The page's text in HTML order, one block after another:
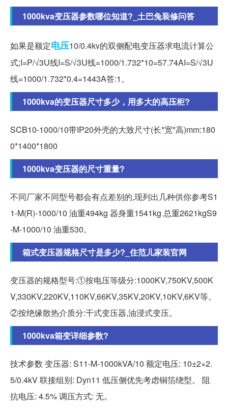
1000kva变压器参数哪位知道?_土巴兔装修问答
如果是额定电压10/0.4kv的双侧配电变压器求电流计算公
式;I=P/√3U线I=S/√3U线=1000/1.732*10=57.74AI=S/√3U
线=1000/1.732*0.4=1443A答:1。
1000kva的变压器尺寸多少，用多大的高压柜?
SCB10-1000/10带IP20外壳的大致尺寸(长*宽*高)mm:180
0*1400*1800
1000kva变压器的尺寸重量?
不同厂家不同型号都会有点差别的,现列出几种供你参考S1
1-M(R)-1000/10 油重494kg 器身重1541kg 总重2621kgS9
-M-1000/10 油重530。
箱式变压器规格尺寸是多少?_住范儿家装官网
变压器的规格型号:①按电压等级分:1000KV,750KV,500K
V,330KV,220KV,110KV,66KV,35KV,20KV,10KV,6KV等。
②按绝缘散热介质分:干式变压器,油浸式变压。
1000kva箱变详细参数?
技术参数 变压器: S11-M-1000kVA/10 额定电压: 10±2×2.
5/0.4kV 联接组别: Dyn11 低压侧优先考虑铜箔绕型。 阻
抗电压: 4.5% 调压方式: 无。